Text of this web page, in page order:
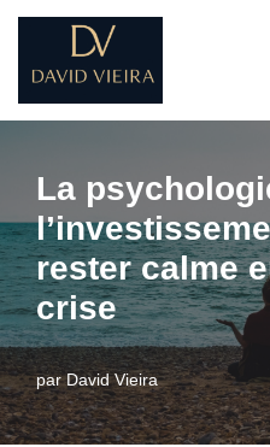
Aller
au
La
rester calme
crise
parDavid Vieira